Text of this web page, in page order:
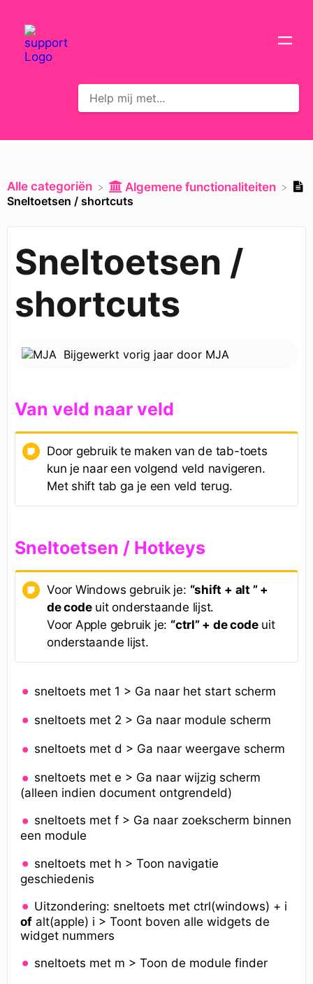
Alle categoriën
​Algemene functionaliteiten
Sneltoetsen / shortcuts
Sneltoetsen /
shortcuts
Bijgewerkt vorig jaar door MJA
Van veld naar veld
Door gebruik te maken van de tab-toets
kun je naar een volgend veld navigeren.
Met shift tab ga je een veld terug.
Sneltoetsen / Hotkeys
Voor Windows gebruik je: “shift + alt ” +
de codeuit onderstaande lijst.
Voor Apple gebruik je: “ctrl” + de codeuit
onderstaande lijst.
sneltoets met 1 > Ga naar het start scherm
sneltoets met 2 > Ga naar module scherm
sneltoets met d > Ga naar weergave scherm
sneltoets met e > Ga naar wijzig scherm
(alleen indien document ontgrendeld)
sneltoets met f > Ga naar zoekscherm binnen
een module
sneltoets met h > Toon navigatie
geschiedenis
Uitzondering: sneltoets met ctrl(windows) + i
of alt(apple) i > Toont boven alle widgets de
widget nummers
sneltoets met m > Toon de module finder